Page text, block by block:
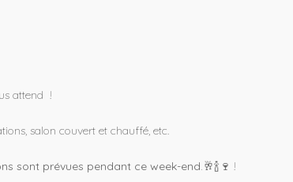
attend !
salon couvert et chauffé, etc.
sont prévues pendant ce week-end.🥂🍾🍷 !